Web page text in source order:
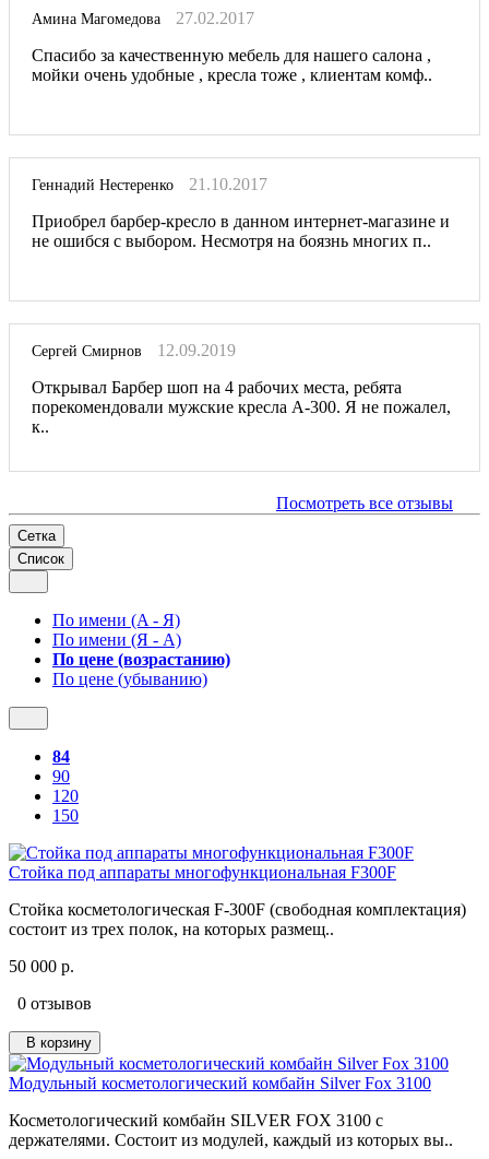
Амина Магомедова
27.02.2017
Спасибо за качественную мебель для нашего салона ,
мойки очень удобные , кресла тоже , клиентам комф..
Геннадий Нестеренко
21.10.2017
Приобрел барбер-кресло в данном интернет-магазине и
не ошибся с выбором. Несмотря на боязнь многих п..
Сергей Смирнов
12.09.2019
Открывал Барбер шоп на 4 рабочих места, ребята
порекомендовали мужские кресла А-300. Я не пожалел,
к..
Посмотреть все отзывы
Сетка
Список
По имени (A - Я)
По имени (Я - A)
По цене (возрастанию)
По цене (убыванию)
84
90
120
150
Стойка под аппараты многофункциональная F300F
Стойка косметологическая F-300F (свободная комплектация)
состоит из трех полок, на которых размещ..
50 000 р.
0 отзывов
В корзину
Модульный косметологический комбайн Silver Fox 3100
Косметологический комбайн SILVER FOX 3100 с
держателями. Состоит из модулей, каждый из которых вы..